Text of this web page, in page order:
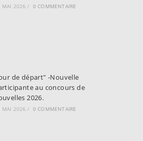
MAI 2026 / 0 COMMENTAIRE
de départ" -Nouvelle
au concours de
2026.
MAI 2026 / 0 COMMENTAIRE